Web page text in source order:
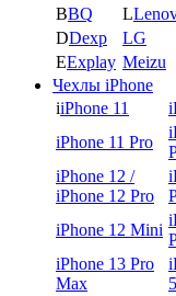
BBQ L
DDexp LG
EExplay Meizu
Чехлы iPhone
iiPhone 11
iPhone 11 Pro
iPhone 12 /
iPhone 12 Pro
iPhone 12 Mini
iPhone 13 Pro
Max